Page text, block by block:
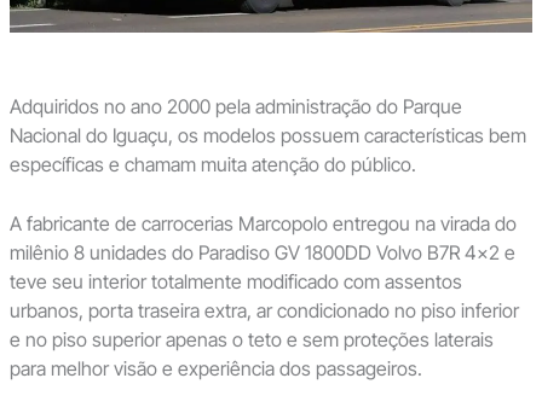
Adquiridos no ano 2000 pela administração do Parque
Nacional do Iguaçu, os modelos possuem características bem
específicas e chamam muita atenção do público.
A fabricante de carrocerias Marcopolo entregou na virada do
milênio 8 unidades do Paradiso GV 1800DD Volvo B7R 4×2 e
teve seu interior totalmente modificado com assentos
urbanos, porta traseira extra, ar condicionado no piso inferior
e no piso superior apenas o teto e sem proteções laterais
para melhor visão e experiência dos passageiros.